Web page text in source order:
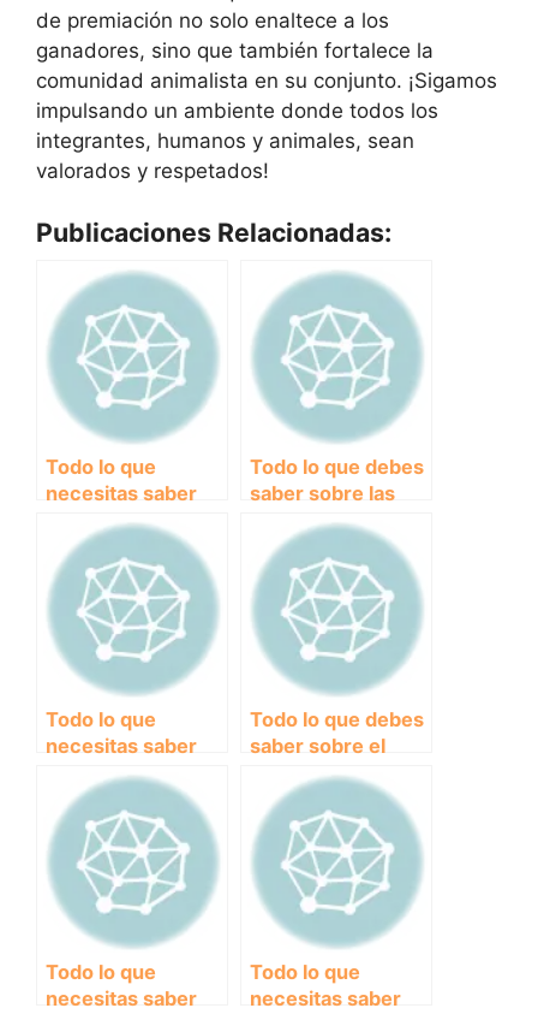
de premiación no solo enaltece a los
ganadores, sino que también fortalece la
comunidad animalista en su conjunto. ¡Sigamos
impulsando un ambiente donde todos los
integrantes, humanos y animales, sean
valorados y respetados!
Publicaciones Relacionadas:
Todo lo que
necesitas saber
sobre reglamentos
por categorías de
edad en el mundo
animal
Todo lo que debes
saber sobre las
normativas y
reglamentos
internacionales
que protegen a los
animales
Todo lo que
necesitas saber
sobre el
reglamento de
obligaciones y
responsabilidades
para los
participantes
Todo lo que debes
saber sobre el
reglamento de
pruebas de doping
Todo lo que
necesitas saber
Todo lo que
necesitas saber